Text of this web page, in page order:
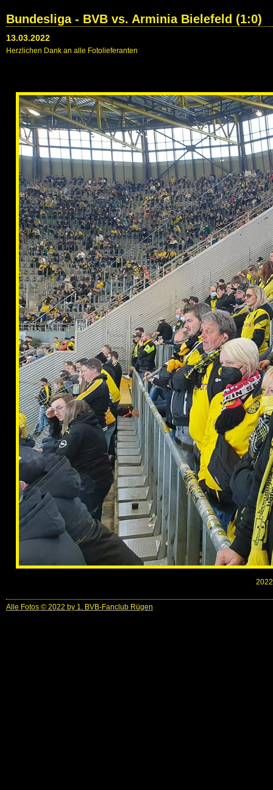
Bundesliga - BVB vs. Arminia Bielefeld (1:0)
13.03.2022
Herzlichen Dank an alle Fotolieferanten
Alle Fotos © 2022 by 1. BVB-Fanclub Rügen